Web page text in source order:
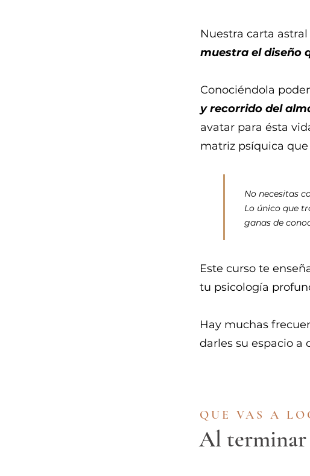
Nuestra carta
muestra el diseño
Conociéndola
y recorrido del
avatar para ésta
matriz psíquica
No necesitas
Lo único que
ganas de
Este curso te
tu psicología
Hay muchas
darles su espacio a
QUE VAS A
Al terminar